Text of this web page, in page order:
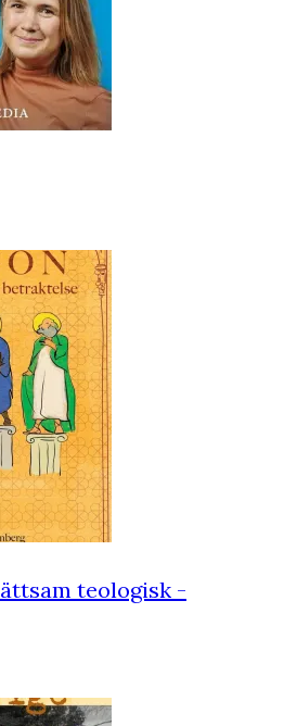
teologisk